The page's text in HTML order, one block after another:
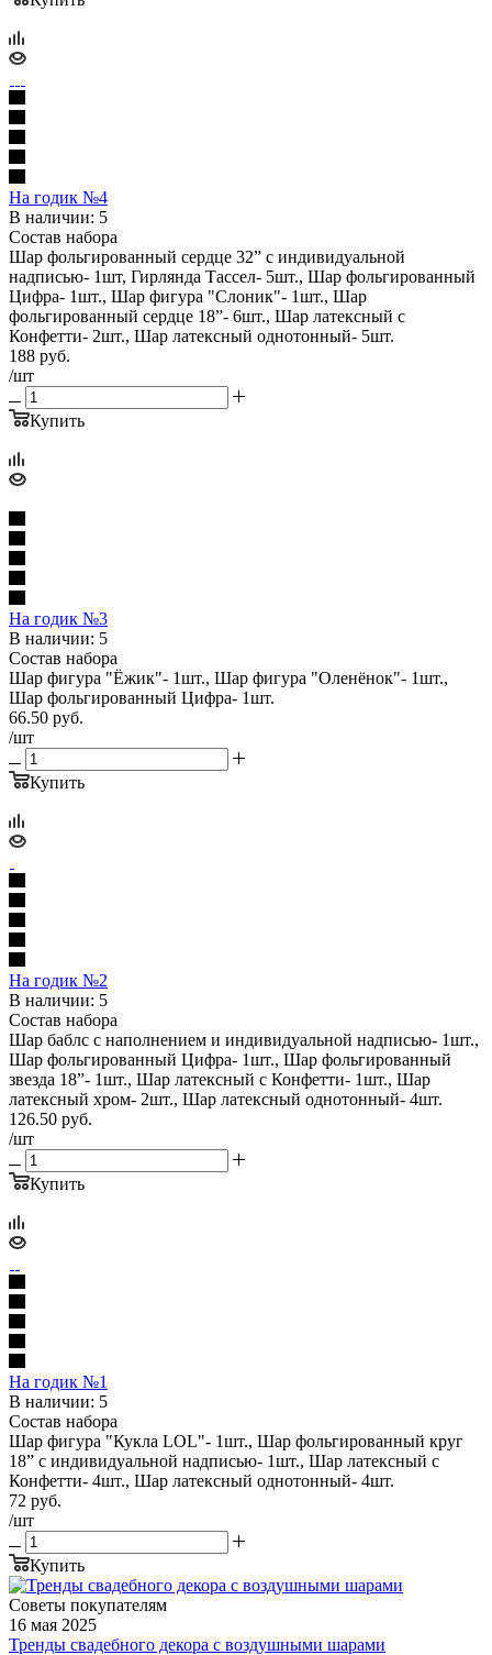
На годик №4
В наличии: 5
Состав набора
Шар фольгированный сердце 32” с индивидуальной
надписью- 1шт, Гирлянда Тассел- 5шт., Шар фольгированный
Цифра- 1шт., Шар фигура "Слоник"- 1шт., Шар
фольгированный сердце 18”- 6шт., Шар латексный с
Конфетти- 2шт., Шар латексный однотонный- 5шт.
188 руб.
/шт
Купить
На годик №3
В наличии: 5
Состав набора
Шар фигура "Ёжик"- 1шт., Шар фигура "Оленёнок"- 1шт.,
Шар фольгированный Цифра- 1шт.
66.50 руб.
/шт
Купить
На годик №2
В наличии: 5
Состав набора
Шар баблс с наполнением и индивидуальной надписью- 1шт.,
Шар фольгированный Цифра- 1шт., Шар фольгированный
звезда 18”- 1шт., Шар латексный с Конфетти- 1шт., Шар
латексный хром- 2шт., Шар латексный однотонный- 4шт.
126.50 руб.
/шт
Купить
На годик №1
В наличии: 5
Состав набора
Шар фигура "Кукла LOL"- 1шт., Шар фольгированный круг
18” с индивидуальной надписью- 1шт., Шар латексный с
Конфетти- 4шт., Шар латексный однотонный- 4шт.
72 руб.
/шт
Купить
Советы покупателям
16 мая 2025
Тренды свадебного декора с воздушными шарами